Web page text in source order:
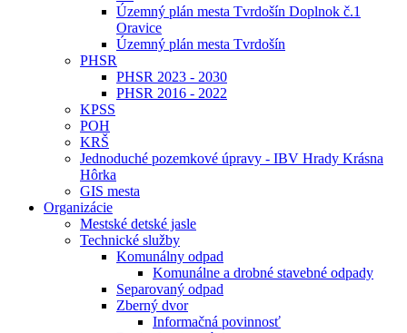
Územný plán mesta Tvrdošín Doplnok č.1
Oravice
Územný plán mesta Tvrdošín
PHSR
PHSR 2023 - 2030
PHSR 2016 - 2022
KPSS
POH
KRŠ
Jednoduché pozemkové úpravy - IBV Hrady Krásna
Hôrka
GIS mesta
Organizácie
Mestské detské jasle
Technické služby
Komunálny odpad
Komunálne a drobné stavebné odpady
Separovaný odpad
Zberný dvor
Informačná povinnosť